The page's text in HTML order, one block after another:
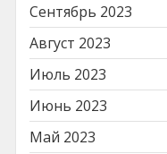
Сентябрь 2023
Август 2023
Июль 2023
Июнь 2023
Май 2023